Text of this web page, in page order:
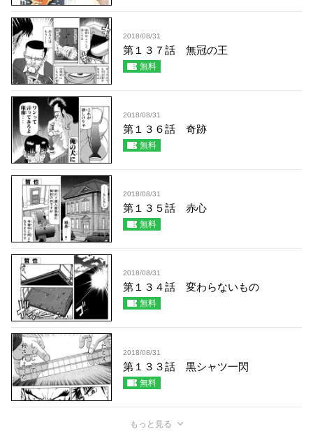
2018/08/31
第１３７話 無冠の王
無料
2018/08/31
第１３６話 奇跡
無料
2018/08/31
第１３５話 赤心
無料
2018/08/31
第１３４話 変わらないもの
無料
2018/08/31
第１３３話 黒シャツ一閃
無料
もっと見る